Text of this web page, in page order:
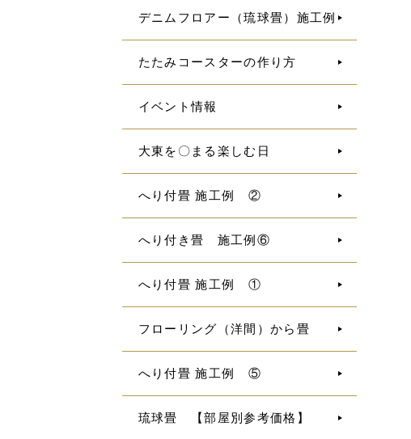
デニムフロアー（琉球畳）施工例
たたみコースターの作り方
イベント情報
大東を〇まる楽しむ日
へり付畳 施工例 ②
へり付き畳 施工例⑥
へり付畳 施工例 ①
フローリング（洋間）から畳
へり付畳 施工例 ⑤
琉球畳 【部屋別参考価格】